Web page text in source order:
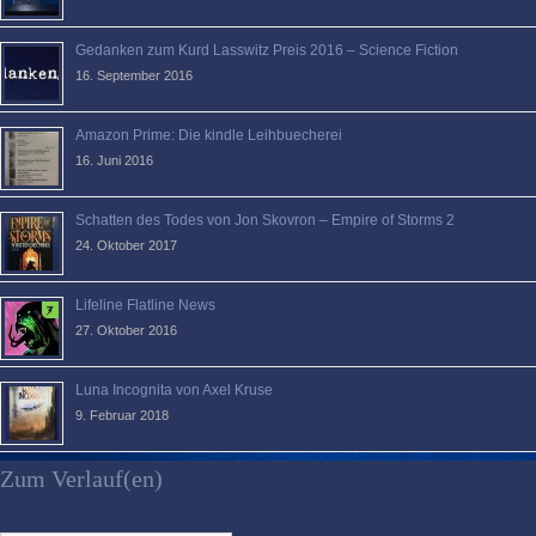
Gedanken zum Kurd Lasswitz Preis 2016 – Science Fiction
16. September 2016
Amazon Prime: Die kindle Leihbuecherei
16. Juni 2016
Schatten des Todes von Jon Skovron – Empire of Storms 2
24. Oktober 2017
Lifeline Flatline News
27. Oktober 2016
Luna Incognita von Axel Kruse
9. Februar 2018
Zum Verlauf(en)